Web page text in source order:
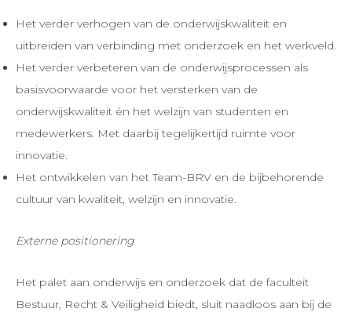
Het verder verhogen van de onderwijskwaliteit en
uitbreiden van verbinding met onderzoek en het werkveld.
Het verder verbeteren van de onderwijsprocessen als
basisvoorwaarde voor het versterken van de
onderwijskwaliteit én het welzijn van studenten en
medewerkers. Met daarbij tegelijkertijd ruimte voor
innovatie.
Het ontwikkelen van het Team-BRV en de bijbehorende
cultuur van kwaliteit, welzijn en innovatie.
Externe positionering
Het palet aan onderwijs en onderzoek dat de faculteit
Bestuur, Recht & Veiligheid biedt, sluit naadloos aan bij de